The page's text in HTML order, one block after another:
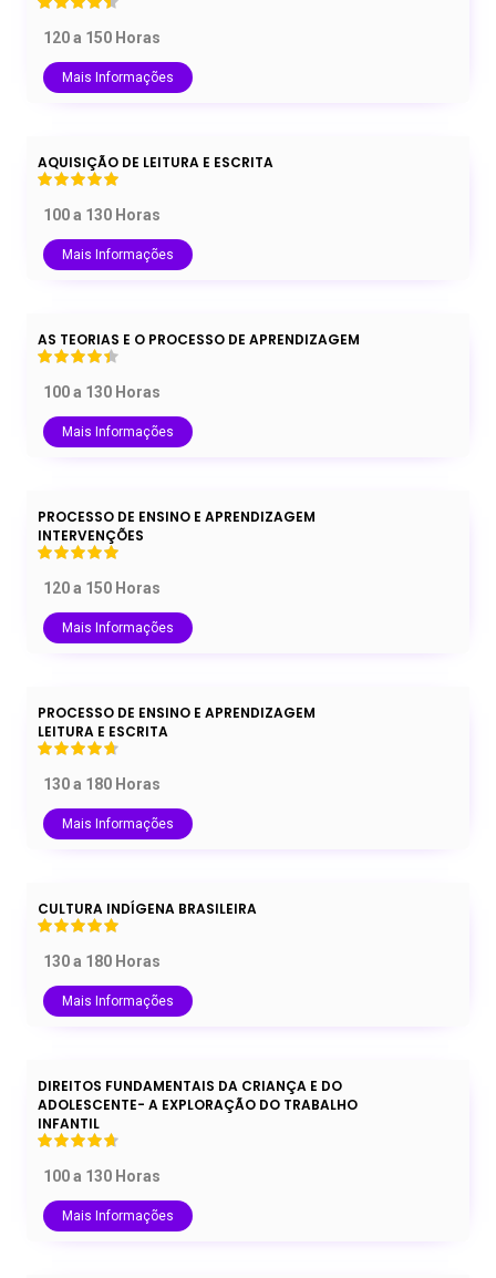
120 a 150 Horas
Mais Informações
AQUISIÇÃO DE LEITURA E ESCRITA
100 a 130 Horas
Mais Informações
AS TEORIAS E O PROCESSO DE APRENDIZAGEM
100 a 130 Horas
Mais Informações
PROCESSO DE ENSINO E APRENDIZAGEM
INTERVENÇÕES
120 a 150 Horas
Mais Informações
PROCESSO DE ENSINO E APRENDIZAGEM
LEITURA E ESCRITA
130 a 180 Horas
Mais Informações
CULTURA INDÍGENA BRASILEIRA
130 a 180 Horas
Mais Informações
DIREITOS FUNDAMENTAIS DA CRIANÇA E DO
ADOLESCENTE- A EXPLORAÇÃO DO TRABALHO
INFANTIL
100 a 130 Horas
Mais Informações